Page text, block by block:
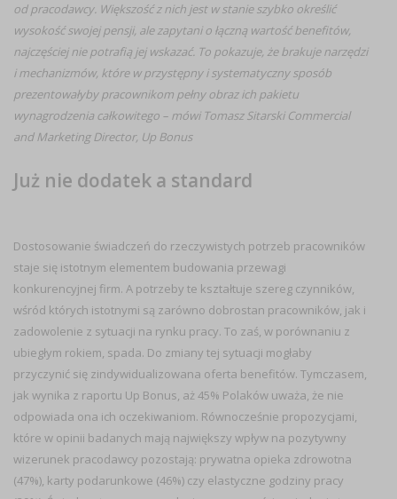
od pracodawcy. Większość z nich jest w stanie szybko określić
wysokość swojej pensji, ale zapytani o łączną wartość benefitów,
najczęściej nie potrafią jej wskazać. To pokazuje, że brakuje narzędzi
i mechanizmów, które w przystępny i systematyczny sposób
prezentowałyby pracownikom pełny obraz ich pakietu
wynagrodzenia całkowitego – mówi Tomasz Sitarski Commercial
and Marketing Director, Up Bonus
Już nie dodatek a standard
Dostosowanie świadczeń do rzeczywistych potrzeb pracowników
staje się istotnym elementem budowania przewagi
konkurencyjnej firm. A potrzeby te kształtuje szereg czynników,
wśród których istotnymi są zarówno dobrostan pracowników, jak i
zadowolenie z sytuacji na rynku pracy. To zaś, w porównaniu z
ubiegłym rokiem, spada. Do zmiany tej sytuacji mogłaby
przyczynić się zindywidualizowana oferta benefitów. Tymczasem,
jak wynika z raportu Up Bonus, aż 45% Polaków uważa, że nie
odpowiada ona ich oczekiwaniom. Równocześnie propozycjami,
które w opinii badanych mają największy wpływ na pozytywny
wizerunek pracodawcy pozostają: prywatna opieka zdrowotna
(47%), karty podarunkowe (46%) czy elastyczne godziny pracy